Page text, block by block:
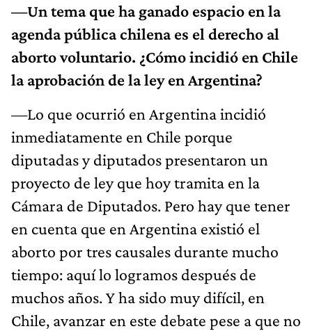
—Un tema que ha ganado espacio en la
agenda pública chilena es el derecho al
aborto voluntario. ¿Cómo incidió en Chile
la aprobación de la ley en Argentina?
—Lo que ocurrió en Argentina incidió
inmediatamente en Chile porque
diputadas y diputados presentaron un
proyecto de ley que hoy tramita en la
Cámara de Diputados. Pero hay que tener
en cuenta que en Argentina existió el
aborto por tres causales durante mucho
tiempo: aquí lo logramos después de
muchos años. Y ha sido muy difícil, en
Chile, avanzar en este debate pese a que no